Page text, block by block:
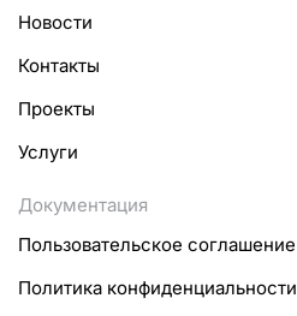
Новости
Контакты
Проекты
Услуги
Документация
Пользовательское соглашение
Политика конфиденциальности